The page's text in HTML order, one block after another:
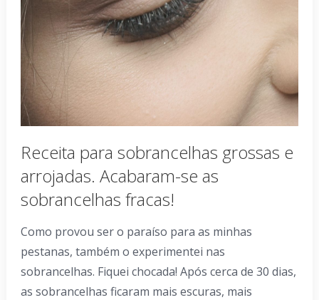
Receita para sobrancelhas grossas e
arrojadas. Acabaram-se as
sobrancelhas fracas!
Como provou ser o paraíso para as minhas
pestanas, também o experimentei nas
sobrancelhas. Fiquei chocada! Após cerca de 30 dias,
as sobrancelhas ficaram mais escuras, mais